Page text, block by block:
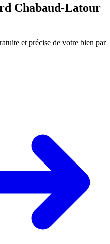
Chabaud-Latour
et précise de votre bien par